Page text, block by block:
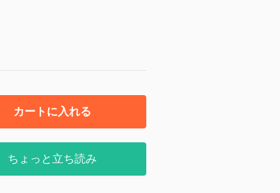
カートに入れる
ちょっと立ち読み